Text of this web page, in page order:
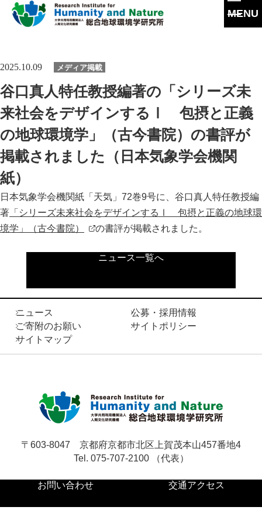
ス
ッ
プ
MENU
研究所概要
所長挨拶
理念・達成目標
運営体制・方針
社会連携
情報公開
施設紹介
研究活動
研究体制・研究の流れ
研究一覧
スタッフ一覧
過去の研究
研究成果
研究成果一覧
共同利用
大学院教育
イベント
刊行物
お問い合わせ
サ
イ
ト
2025.10.09 メディア掲載
谷口真人特任教授編著の「シリーズ未
来社会をデザインするⅠ 包摂と正義
の地球環境学」（古今書院）の書評が
掲載されました（日本気象学会機関
紙）
日本気象学会機関紙「天気」72巻9号に、谷口真人特任教授編
著 「シリーズ未来社会をデザインするⅠ 包摂と正義の地球環
境学」（古今書院）
の書評が掲載されました。
ニュース一覧へ
ニュース
公募・採用情報
ご寄附のお願い
サイトポリシー
サイトマップ
〒603-8047 京都府京都市北区上賀茂本山457番地4
Tel. 075-707-2100 （代表）
お問い合わせ 交通アクセス